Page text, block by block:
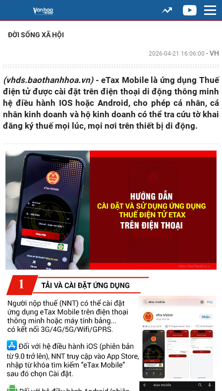
ĐỜI SỐNG XÃ HỘI
2026-04-21 16:06:00 - VH
(vhds.baothanhhoa.vn)- eTax Mobile là ứng dụng Thuế
điện tử được cài đặt trên điện thoại di động thông minh
hệ điều hành IOS hoặc Android, cho phép cá nhân, cá
nhân kinh doanh và hộ kinh doanh có thể tra cứu tờ khai
đăng ký thuế mọi lúc, mọi nơi trên thiết bị di động.